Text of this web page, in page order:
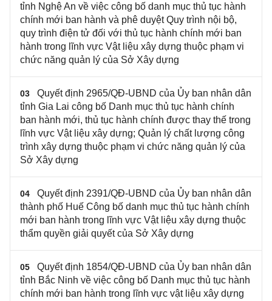
tỉnh Nghệ An về việc công bố danh mục thủ tục hành
chính mới ban hành và phê duyệt Quy trình nội bộ,
quy trình điện tử đối với thủ tục hành chính mới ban
hành trong lĩnh vực Vật liệu xây dựng thuộc phạm vi
chức năng quản lý của Sở Xây dựng
03
Quyết định 2965/QĐ-UBND của Ủy ban nhân dân
tỉnh Gia Lai công bố Danh mục thủ tục hành chính
ban hành mới, thủ tục hành chính được thay thế trong
lĩnh vực Vật liệu xây dựng; Quản lý chất lượng công
trình xây dựng thuộc phạm vi chức năng quản lý của
Sở Xây dựng
04
Quyết định 2391/QĐ-UBND của Ủy ban nhân dân
thành phố Huế Công bố danh mục thủ tục hành chính
mới ban hành trong lĩnh vực Vật liệu xây dựng thuộc
thẩm quyền giải quyết của Sở Xây dựng
05
Quyết định 1854/QĐ-UBND của Ủy ban nhân dân
tỉnh Bắc Ninh về việc công bố Danh mục thủ tục hành
chính mới ban hành trong lĩnh vực vật liệu xây dựng